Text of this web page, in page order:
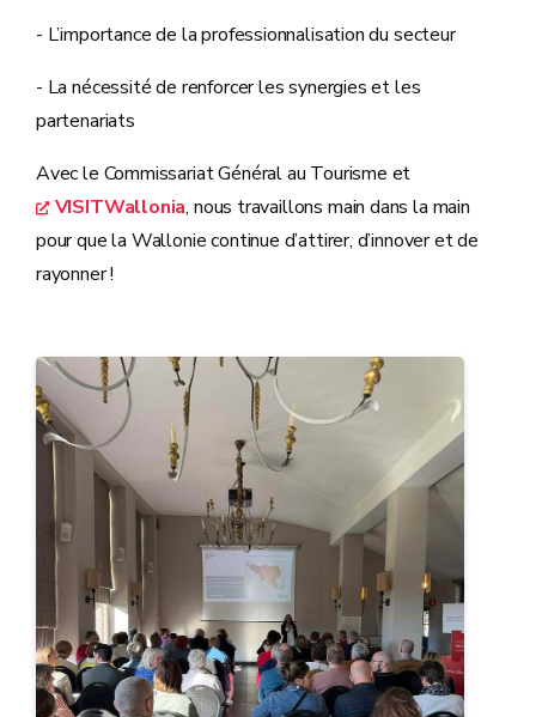
- L’importance de la professionnalisation du secteur
- La nécessité de renforcer les synergies et les
partenariats
Avec le Commissariat Général au Tourisme et
VISITWallonia, nous travaillons main dans la main
pour que la Wallonie continue d’attirer, d’innover et de
rayonner !